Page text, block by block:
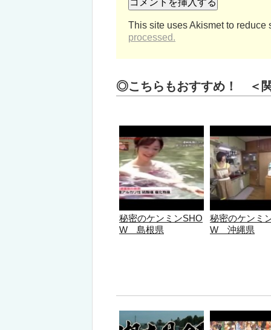
This site uses Akismet to reduce
processed.
◎こちらもおすすめ！ ＜
秘密のケンミンSHO
W 島根県
秘密のケンミ
W 沖縄県